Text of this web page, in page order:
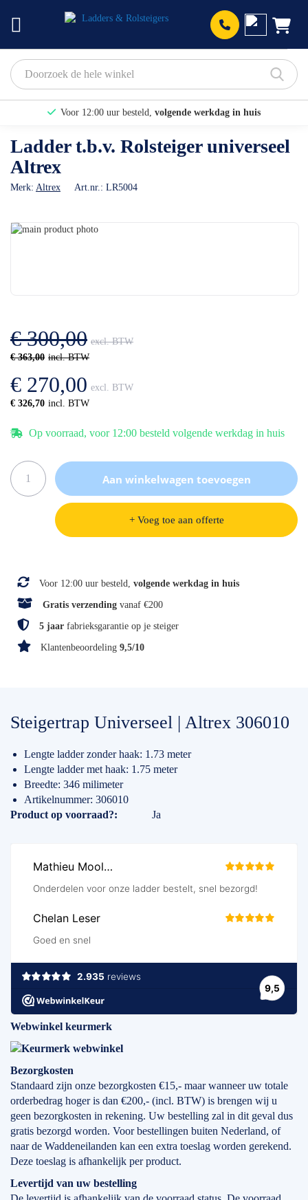
Voor 12:00 uur besteld, volgende werkdag in huis
Bekijk hier onze Actiepagina
Ladder t.b.v. Rolsteiger universeel
Altrex
Merk: Altrex Art.nr.: LR5004
Ga
gallerij
€ 363,00
€ 300,00
€ 326,70
€ 270,00
Op voorraad, voor 12:00 besteld volgende werkdag in huis
Aan winkelwagen toevoegen
+ Voeg toe aan offerte
Voor 12:00 uur besteld, volgende werkdag in huis
Gratis verzending vanaf €200
5 jaar fabrieksgarantie op je steiger
Klantenbeoordeling 9,5/10
Steigertrap Universeel | Altrex 306010
Lengte ladder zonder haak: 1.73 meter
Lengte ladder met haak: 1.75 meter
Breedte: 346 milimeter
Artikelnummer: 306010
Specificaties
Product op voorraad? Ja
Webwinkel keurmerk
Bezorgkosten
Standaard zijn onze bezorgkosten €15,- maar wanneer uw totale
orderbedrag hoger is dan €200,- (incl. BTW) is brengen wij u
geen bezorgkosten in rekening. Uw bestelling zal in dit geval dus
gratis bezorgd worden. Voor bestellingen buiten Nederland, of
naar de Waddeneilanden kan een extra toeslag worden gerekend.
Deze toeslag is afhankelijk per product.
Levertijd van uw bestelling